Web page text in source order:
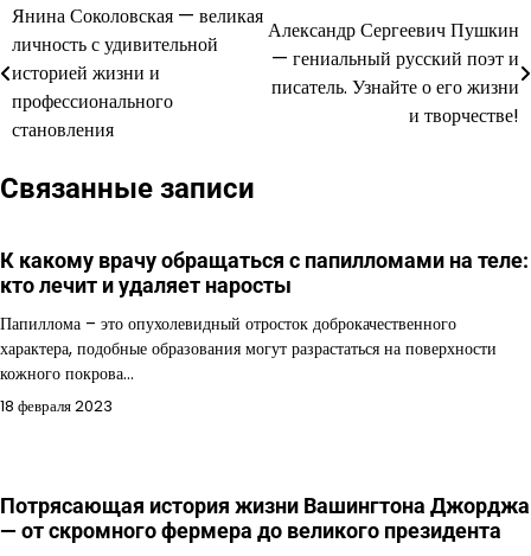
Навигация
по
записям
Янина Соколовская — великая
личность с удивительной
историей жизни и
профессионального
становления
Александр Сергеевич Пушкин
— гениальный русский поэт и
писатель. Узнайте о его жизни
и творчестве!
Связанные записи
К какому врачу обращаться с папилломами на теле:
кто лечит и удаляет наросты
Папиллома – это опухолевидный отросток доброкачественного
характера, подобные образования могут разрастаться на поверхности
кожного покрова…
18 февраля 2023
Потрясающая история жизни Вашингтона Джорджа
— от скромного фермера до великого президента